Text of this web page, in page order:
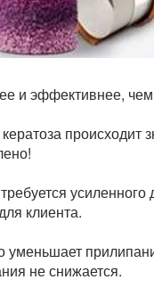
и эффективнее,
происходит
клиента.
не снижается.